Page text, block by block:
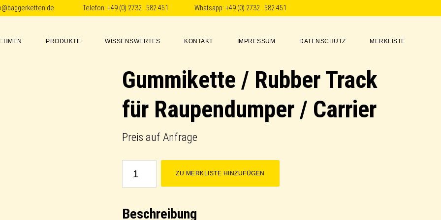
Telefon: +49 (0) 2732 . 582 451 Whatsapp: +49 (0) 2732 . 582 451
PRODUKTE WISSENSWERTES KONTAKT IMPRESSUM DATENSCHUTZ MERKLISTE
Gummikette / Rubber Track
für Raupendumper / Carrier
Preis auf Anfrage
Gummikette
Track
ZU MERKLISTE HINZUFÜGEN
Beschreibung